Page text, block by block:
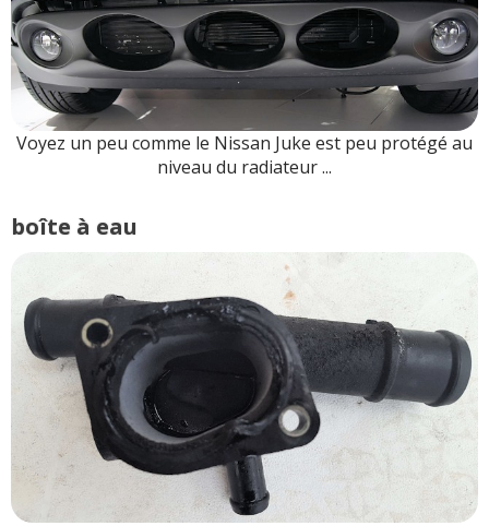
Voyez un peu comme le Nissan Juke est peu protégé au
niveau du radiateur ...
boîte à eau